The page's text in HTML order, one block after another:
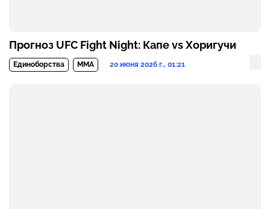
Прогноз UFC Fight Night: Капе vs Хоригучи
Единоборства MMA 20 июня 2026 г., 01:21